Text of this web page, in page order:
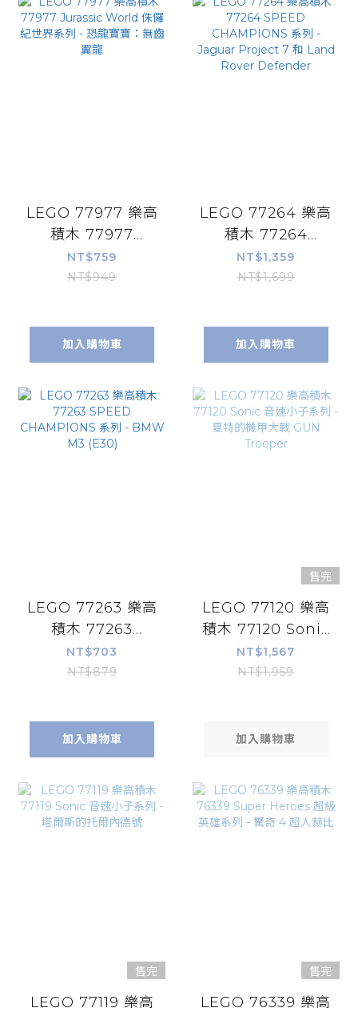
LEGO 77977 樂高
積木 77977
Jurassic World
侏儸紀世界系列 -
NT$759
NT$949
加入購物車
LEGO 77264 樂高
積木 77264
SPEED
CHAMPIONS 系列
Defender
NT$1,359
NT$1,699
加入購物車
LEGO 77263 樂高
積木 77263
SPEED
CHAMPIONS 系列
NT$703
NT$879
加入購物車
售完
LEGO 77120 樂高
積木 77120 Sonic
音速小子系列 - 夏
特的機甲大戰 GUN
NT$1,567
NT$1,959
加入購物車
售完
LEGO 77119 樂高
售完
LEGO 76339 樂高